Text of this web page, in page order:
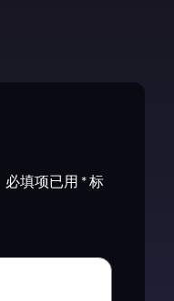
必填项已用 *标